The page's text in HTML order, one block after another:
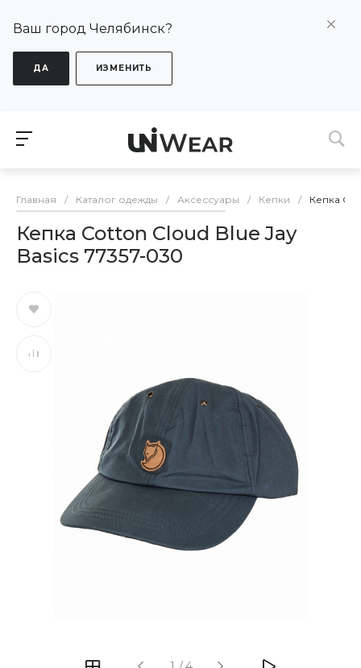
Ваш город Челябинск?
ДА ИЗМЕНИТЬ
Главная / Каталог одежды / Аксессуары / Кепки / Кепка
Кепка Cotton Cloud Blue Jay
Basics 77357-030